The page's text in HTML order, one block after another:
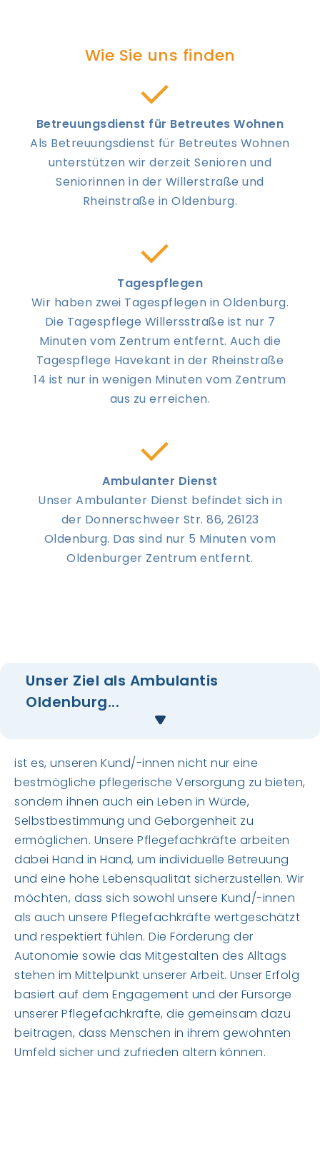
Wie Sie uns finden
Betreuungsdienst für Betreutes Wohnen
Als Betreuungsdienst für Betreutes Wohnen
unterstützen wir derzeit Senioren und
Seniorinnen in der Willerstraße und
Rheinstraße in Oldenburg.
Tagespflegen
Wir haben zwei Tagespflegen in Oldenburg.
Die Tagespflege Willersstraße ist nur 7
Minuten vom Zentrum entfernt. Auch die
Tagespflege Havekant in der Rheinstraße
14 ist nur in wenigen Minuten vom Zentrum
aus zu erreichen.
Ambulanter Dienst
Unser Ambulanter Dienst befindet sich in
der Donnerschweer Str. 86, 26123
Oldenburg. Das sind nur 5 Minuten vom
Oldenburger Zentrum entfernt.
Unser Ziel als Ambulantis
Oldenburg...
ist es, unseren Kund/-innen nicht nur eine
bestmögliche pflegerische Versorgung zu bieten,
sondern ihnen auch ein Leben in Würde,
Selbstbestimmung und Geborgenheit zu
ermöglichen. Unsere Pflegefachkräfte arbeiten
dabei Hand in Hand, um individuelle Betreuung
und eine hohe Lebensqualität sicherzustellen. Wir
möchten, dass sich sowohl unsere Kund/-innen
als auch unsere Pflegefachkräfte wertgeschätzt
und respektiert fühlen. Die Förderung der
Autonomie sowie das Mitgestalten des Alltags
stehen im Mittelpunkt unserer Arbeit. Unser Erfolg
basiert auf dem Engagement und der Fürsorge
unserer Pflegefachkräfte, die gemeinsam dazu
beitragen, dass Menschen in ihrem gewohnten
Umfeld sicher und zufrieden altern können.